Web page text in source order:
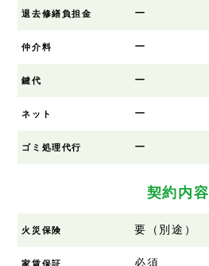
退去修繕負担金 ー
仲介料 ー
鍵代 ー
ネット ー
ゴミ処理代行 ー
契約内容
火災保険 要（別途）
家賃保証 必須